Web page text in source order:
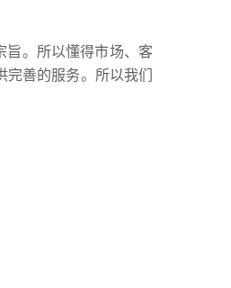
旨。所以懂得市场、客
完善的服务。所以我们